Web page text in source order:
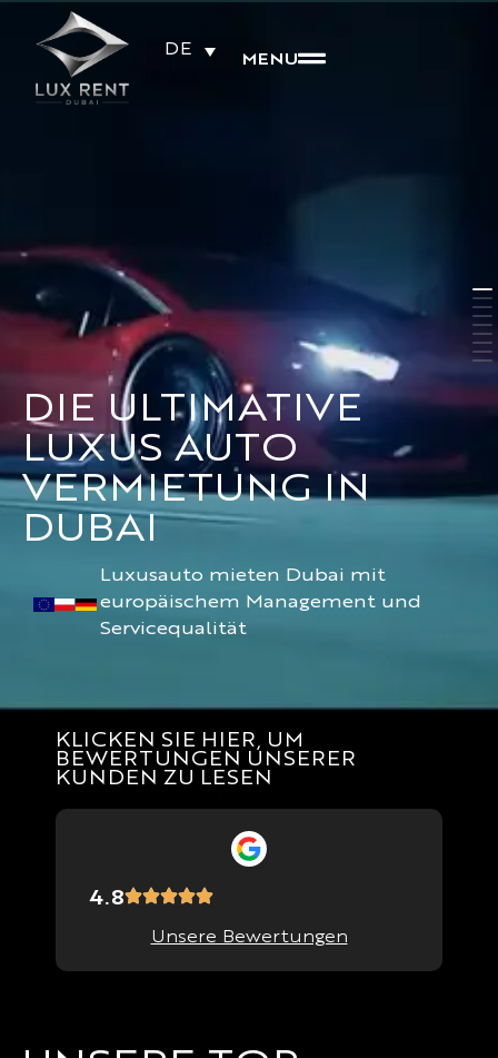
MENU
DE
DIE ULTIMATIVE
LUXUS AUTO
VERMIETUNG IN
DUBAI
Luxusauto mieten Dubai mit
europäischem Management und
Servicequalität
KLICKEN SIE HIER, UM
BEWERTUNGEN UNSERER
KUNDEN ZU LESEN
4.8
Unsere Bewertungen